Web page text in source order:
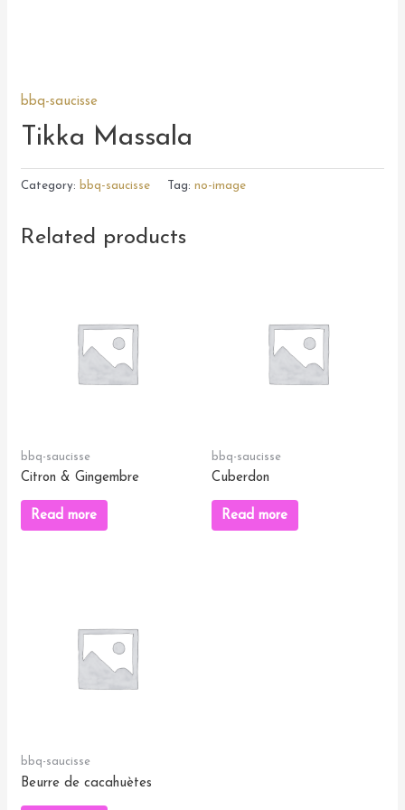
bbq-saucisse
Tikka Massala
Category: bbq-saucisse Tag:no-image
Related products
bbq-saucisse
Citron & Gingembre
Read more
bbq-saucisse
Cuberdon
Read more
bbq-saucisse
Beurre de cacahuètes